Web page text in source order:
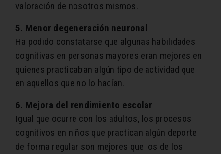
valoración de nosotros mismos.
5. Menor degeneración neuronal
Ha podido constatarse que algunas habilidades
cognitivas en personas mayores eran mejores en
quienes practicaban algún tipo de actividad que
en aquellos que no lo hacían.
6. Mejora del rendimiento escolar
Igual que ocurre con los adultos, los procesos
cognitivos en niños que practican algún deporte
de forma regular son mejores que los de los